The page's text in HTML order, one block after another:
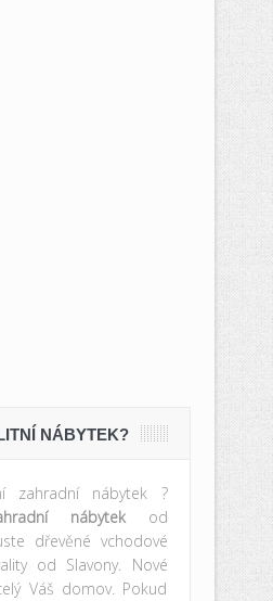
NÁBYTEK?
zahradní nábytek ?
nábytekod
dřevěné vchodové
od Slavony. Nové
Váš domov. Pokud